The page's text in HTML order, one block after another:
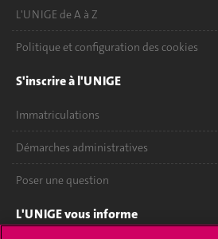
L'UNIGE de A à Z
Politique et configuration des cookies
S'inscrire à l'UNIGE
Immatriculations
Démarches administratives
Poser une question
L'UNIGE vous informe